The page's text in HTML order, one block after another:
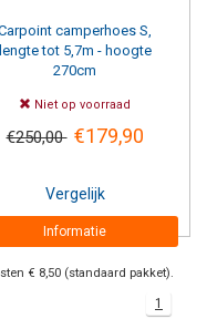
camperhoes S,
lengte tot 5,7m - hoogte
270cm
Niet op voorraad
€250,00 €179,90
Vergelijk
Informatie
€ 8,50 (standaard pakket).
1